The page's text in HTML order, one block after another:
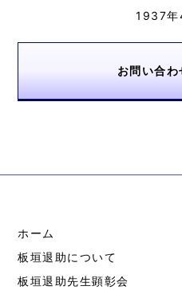
1937年
お問い合わ
ホーム
板垣退助について
板垣退助先生顕彰会